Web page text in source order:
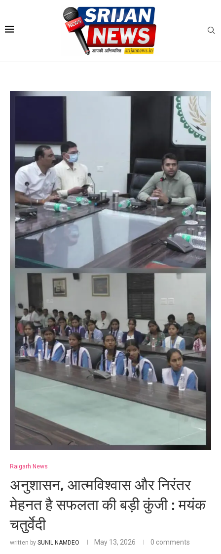
Raigarh News
अनुशासन, आत्मविश्वास और निरंतर
मेहनत है सफलता की बड़ी कुंजी : मयंक
चतुर्वेदी
written by SUNIL NAMDEO May 13, 2026 0 comments